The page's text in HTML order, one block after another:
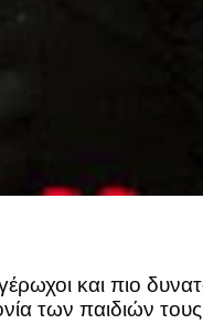
και πιο
των παιδιών